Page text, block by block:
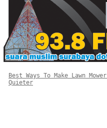
Best Ways To Make Lawn Mower
Quieter